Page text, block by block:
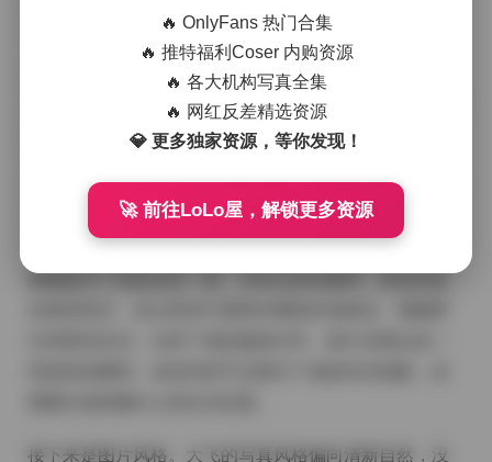
作品吸引众多粉丝的。
【更新】抖音大飞起来了(大飞的朋友圈）微密圈合集【7
首先，让我们聊聊写真内容。这个合集包含了778张照片
和92个视频，内容非常丰富。照片大多以大飞的日常生
活为主，从早晨的起床瞬间到夜晚的休闲时光，每一张
都捕捉到了他真实的一面。没有过多的修饰，更多的是
接下来是图片风格。大飞的写真风格偏向清新自然，没
🔥 OnlyFans 热门合集
🔥 推特福利Coser 内购资源
🔥 各大机构写真全集
🔥 网红反差精选资源
💎 更多独家资源，等你发现！
🚀 前往LoLo屋，解锁更多资源